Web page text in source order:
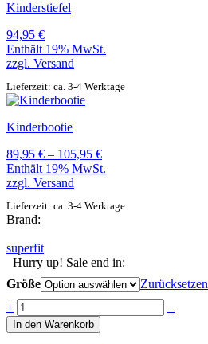
Kinderstiefel
94,95 €
Enthält 19% MwSt.
zzgl. Versand
Lieferzeit: ca. 3-4 Werktage
Kinderbootie
89,95 € – 105,95 €Preisspanne:
89,95 €
Enthält 19% MwSt.
zzgl. Versand
Lieferzeit: ca. 3-4 Werktage
Brand:
superfit
Hurry up! Sale end in:
Größe
Zurücksetzen
Anzahl
+ −
In den Warenkorb